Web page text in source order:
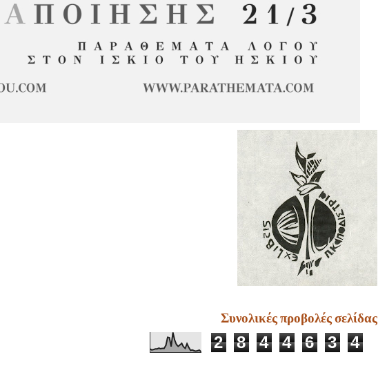
Συνολικές προβολές σελίδας
2 8 4 4 6 3 4